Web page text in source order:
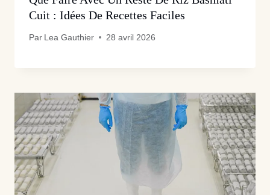
Cuit : Idées De Recettes Faciles
Par Lea Gauthier 28 avril 2026